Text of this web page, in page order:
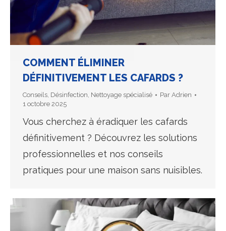
COMMENT ÉLIMINER
DÉFINITIVEMENT LES CAFARDS ?
Conseils Désinfection Nettoyage spécialisé Par Adrien
1 octobre 2025
Vous cherchez à éradiquer les cafards
définitivement ? Découvrez les solutions
professionnelles et nos conseils
pratiques pour une maison sans nuisibles.